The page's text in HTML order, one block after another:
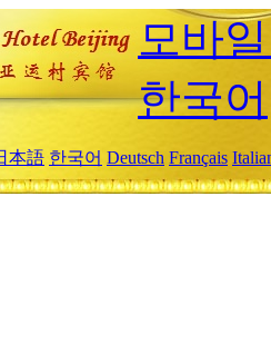
모바
한국어
本語 한국어 Deutsch Français